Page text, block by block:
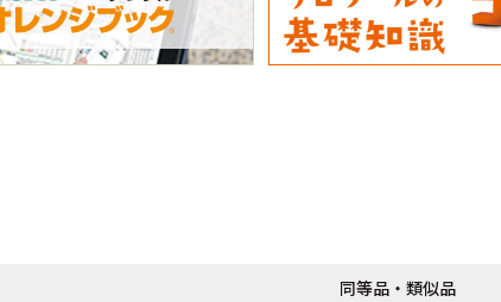
同等品・類似品